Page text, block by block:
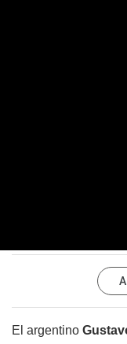
El argentino